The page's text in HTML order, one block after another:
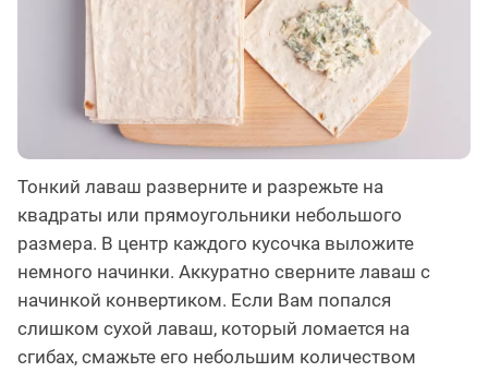
Тонкий лаваш разверните и разрежьте на
квадраты или прямоугольники небольшого
размера. В центр каждого кусочка выложите
немного начинки. Аккуратно сверните лаваш с
начинкой конвертиком. Если Вам попался
слишком сухой лаваш, который ломается на
сгибах, смажьте его небольшим количеством